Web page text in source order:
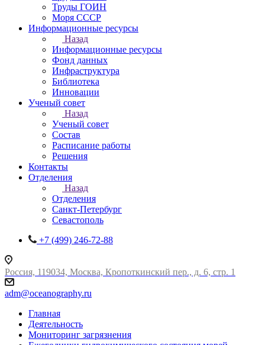
Труды ГОИН
Моря СССР
Информационные ресурсы
Назад
Информационные ресурсы
Фонд данных
Инфраструктура
Библиотека
Инновации
Ученый совет
Назад
Ученый совет
Состав
Расписание работы
Решения
Контакты
Отделения
Назад
Отделения
Санкт-Петербург
Севастополь
+7 (499) 246-72-88
Россия, 119034, Москва, Кропоткинский пер., д. 6, стр. 1
adm@oceanography.ru
Главная
Деятельность
Мониторинг загрязнения